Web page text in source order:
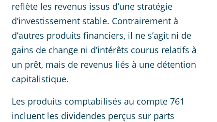
reflète les revenus issus d’une stratégie
d’investissement stable. Contrairement à
d’autres produits financiers, il ne s’agit ni de
gains de change ni d’intérêts courus relatifs à
un prêt, mais de revenus liés à une détention
capitalistique.
Les produits comptabilisés au compte 761
incluent les dividendes perçus sur parts